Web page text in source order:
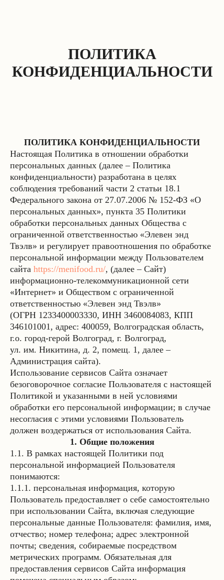
ПОЛИТИКА
КОНФИДЕНЦИАЛЬНОСТИ
ПОЛИТИКА КОНФИДЕНЦИАЛЬНОСТИ
Настоящая Политика в отношении обработки
персональных данных (далее – Политика
конфиденциальности) разработана в целях
соблюдения требований части 2 статьи 18.1
Федерального закона от 27.07.2006 № 152-ФЗ «О
персональных данных», пункта 35 Политики
обработки персональных данных Общества с
ограниченной ответственностью «Элевен энд
Твэлв» и регулирует правоотношения по обработке
персональной информации между Пользователем
сайта https://menifood.ru/, (далее – Сайт)
информационно-телекоммуникационной сети
«Интернет» и Обществом с ограниченной
ответственностью «Элевен энд Твэлв»
(ОГРН 1233400003330, ИНН 3460084083, КПП
346101001, адрес: 400059, Волгоградская область,
г.о. город-герой Волгоград, г. Волгоград,
ул. им. Никитина, д. 2, помещ. 1, далее –
Администрация сайта).
Использование сервисов Сайта означает
безоговорочное согласие Пользователя с настоящей
Политикой и указанными в ней условиями
обработки его персональной информации; в случае
несогласия с этими условиями Пользователь
должен воздержаться от использования Сайта.
1. Общие положения
1.1. В рамках настоящей Политики под
персональной информацией Пользователя
понимаются:
1.1.1. персональная информация, которую
Пользователь предоставляет о себе самостоятельно
при использовании Сайта, включая следующие
персональные данные Пользователя: фамилия, имя,
отчество; номер телефона; адрес электронной
почты; сведения, собираемые посредством
метрических программ. Обязательная для
предоставления сервисов Сайта информация